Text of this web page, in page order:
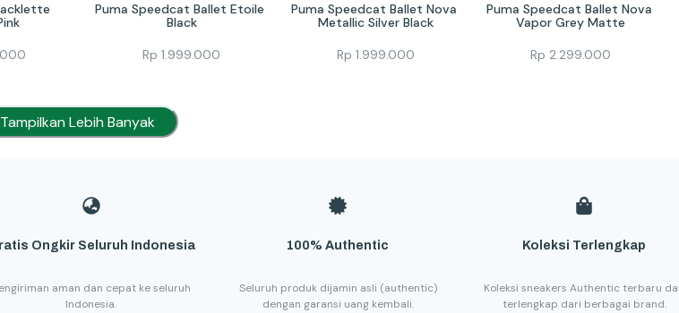
Puma Speedcat Ballet Etoile
Black
Rp1.999.000
Puma Speedcat Ballet Nova
Metallic Silver Black
Rp1.999.000
Puma Speedcat Ballet Nova
Vapor Grey Matte
Rp 2.299.000
Tampilkan Lebih Banyak
Ongkir Seluruh Indonesia
aman dan cepat ke seluruh
Indonesia.
100% Authentic
Seluruh produk dijamin asli (authentic)
dengan garansi uang kembali.
Koleksi Terlengkap
Koleksi sneakers Authentic terbaru
terlengkap dari berbagai brand.